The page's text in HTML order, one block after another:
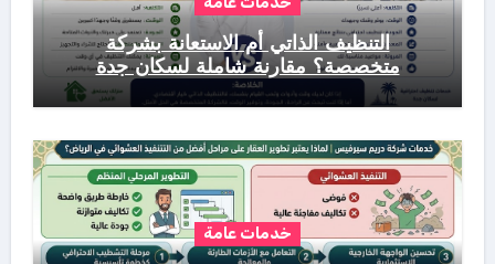
التنظيف الذاتي أم الاستعانة بشركة
متخصصة؟ مقارنة شاملة لسكان جدة
خدمات عامة